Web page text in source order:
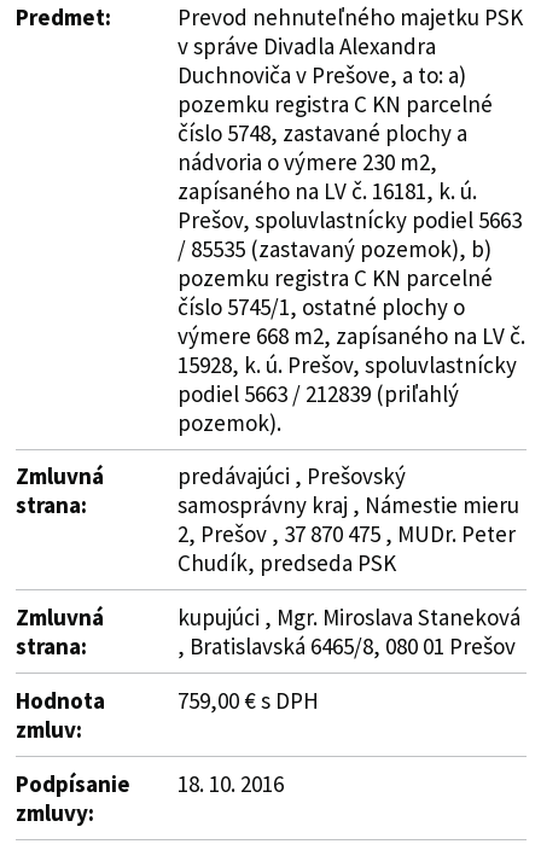
Predmet:
Prevod nehnuteľného majetku PSK
v správe Divadla Alexandra
Duchnoviča v Prešove, a to: a)
pozemku registra C KN parcelné
číslo 5748, zastavané plochy a
nádvoria o výmere 230 m2,
zapísaného na LV č. 16181, k. ú.
Prešov, spoluvlastnícky podiel 5663
/ 85535 (zastavaný pozemok), b)
pozemku registra C KN parcelné
číslo 5745/1, ostatné plochy o
výmere 668 m2, zapísaného na LV č.
15928, k. ú. Prešov, spoluvlastnícky
podiel 5663 / 212839 (priľahlý
pozemok).
Zmluvná
strana:
predávajúci , Prešovský
samosprávny kraj , Námestie mieru
2, Prešov , 37 870 475 , MUDr. Peter
Chudík, predseda PSK
Zmluvná
strana:
kupujúci , Mgr. Miroslava Staneková
, Bratislavská 6465/8, 080 01 Prešov
Hodnota
zmluv:
759,00 € s DPH
Podpísanie
zmluvy:
18. 10. 2016